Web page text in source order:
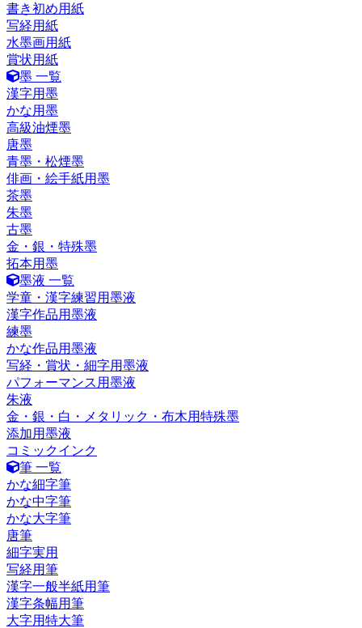
書き初め用紙
写経用紙
水墨画用紙
賞状用紙
墨 一覧
漢字用墨
かな用墨
高級油煙墨
唐墨
青墨・松煙墨
俳画・絵手紙用墨
茶墨
朱墨
古墨
金・銀・特殊墨
拓本用墨
墨液 一覧
学童・漢字練習用墨液
漢字作品用墨液
練墨
かな作品用墨液
写経・賞状・細字用墨液
パフォーマンス用墨液
朱液
金・銀・白・メタリック・布木用特殊墨
添加用墨液
コミックインク
筆 一覧
かな細字筆
かな中字筆
かな大字筆
唐筆
細字実用
写経用筆
漢字一般半紙用筆
漢字条幅用筆
大字用特大筆